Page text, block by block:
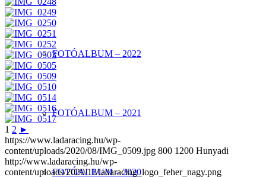
FOTÓALBUM – 2022
FOTÓALBUM – 2021
FOTÓALBUM – 2020
1 2 ►
https://www.ladaracing.hu/wp-
content/uploads/2020/08/IMG_0509.jpg 800 1200 Hunyadi
http://www.ladaracing.hu/wp-
content/uploads/2020/11/ladaracing_logo_feher_nagy.png